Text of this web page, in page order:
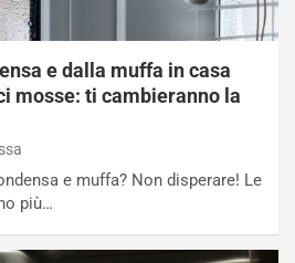
e dalla muffa in casa
mosse: ti cambieranno la
e muffa? Non disperare! Le
più…